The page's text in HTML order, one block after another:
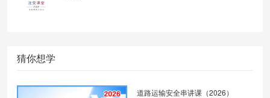
猜你想学
道路运输安全串讲课（2026）